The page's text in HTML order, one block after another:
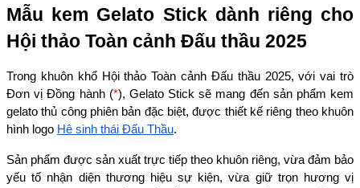
Mẫu kem Gelato Stick dành riêng cho
Hội thảo Toàn cảnh Đấu thầu 2025
Trong khuôn khổ Hội thảo Toàn cảnh Đấu thầu 2025, với vai trò
Đơn vị Đồng hành (*), Gelato Stick sẽ mang đến sản phẩm kem
gelato thủ công phiên bản đặc biệt, được thiết kế riêng theo khuôn
hình logo Hệ sinh thái Đấu Thầu.
Sản phẩm được sản xuất trực tiếp theo khuôn riêng, vừa đảm bảo
yếu tố nhận diện thương hiệu sự kiện, vừa giữ trọn hương vị